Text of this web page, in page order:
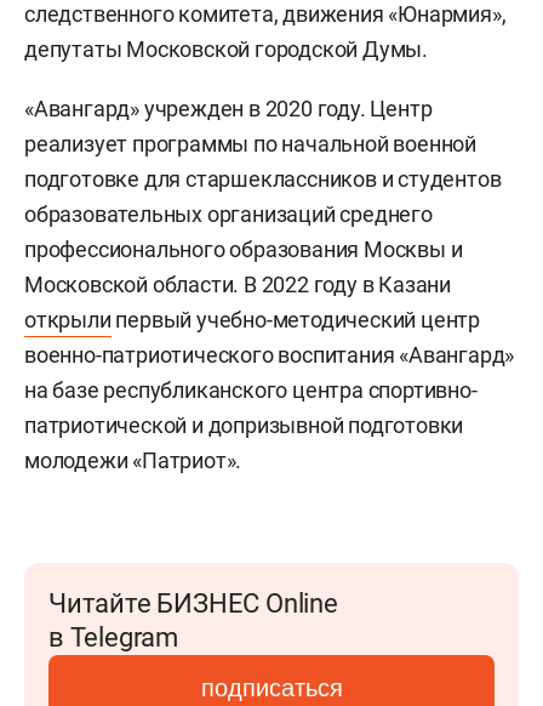
следственного комитета, движения «Юнармия»,
депутаты Московской городской Думы.
«Авангард» учрежден в 2020 году. Центр
реализует программы по начальной военной
подготовке для старшеклассников и студентов
образовательных организаций среднего
профессионального образования Москвы и
Московской области. В 2022 году в Казани
открыли первый учебно-методический центр
военно-патриотического воспитания «Авангард»
на базе республиканского центра спортивно-
патриотической и допризывной подготовки
молодежи «Патриот».
Читайте БИЗНЕС Online
в Telegram
подписаться